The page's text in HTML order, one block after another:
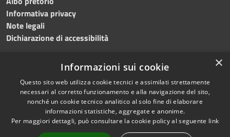
Informativa privacy
Note legali
Dichiarazione di accessibilità
RSS
Accessibilità
Cookie
Copyright © 2024 •
Comune diGrottaminarda
• Powered byMunicipium
•Redazione
×
Informazioni sui cookie
Questo sito web utilizza cookie tecnici e assimilati strettamente
necessari al corretto funzionamento e alla navigazione del sito,
nonché un cookie tecnico analitico al solo fine di elaborare
informazioni statistiche, aggregate e anonime.
Per maggiori dettagli, può consultare la cookie policy al seguente link